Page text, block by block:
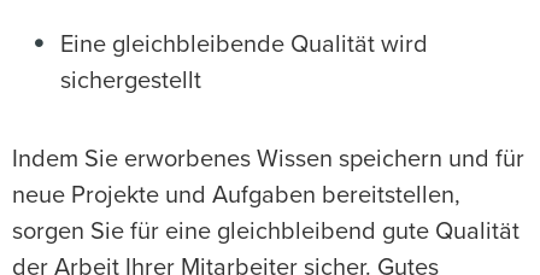
Eine gleichbleibende Qualität wird
sichergestellt
Indem Sie erworbenes Wissen speichern und für
neue Projekte und Aufgaben bereitstellen,
sorgen Sie für eine gleichbleibend gute Qualität
der Arbeit Ihrer Mitarbeiter sicher. Gutes